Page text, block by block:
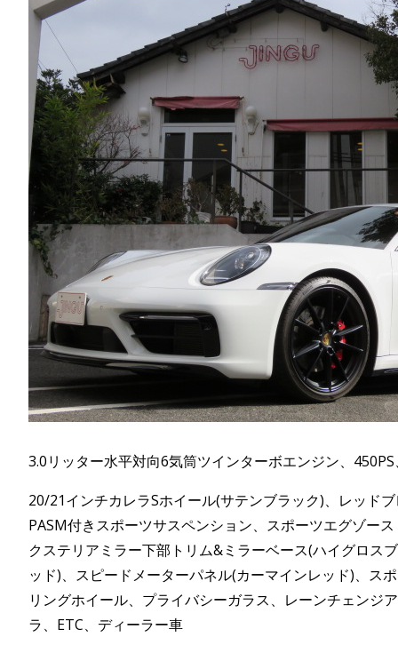
3.0リッター水平対向6気筒ツインターボエンジン、
20/21インチカレラSホイール(サテンブラック)、レッド
PASM付きスポーツサスペンション、スポーツエグゾー
クステリアミラー下部トリム&ミラーベース(ハイグロス
ッド)、スピードメーターパネル(カーマインレッド)、ス
リングホイール、プライバシーガラス、レーンチェンジ
ラ、ETC、ディーラー車